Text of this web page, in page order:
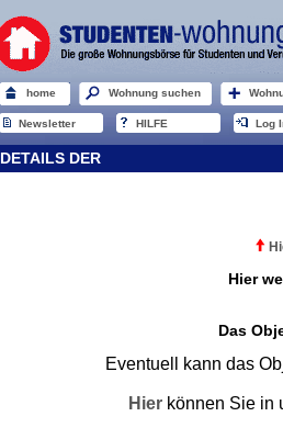
home Wohnung suchen
Newsletter HILFE Log
DETAILS DER
Hier
Das
Eventuell kann das
Hier können Sie in